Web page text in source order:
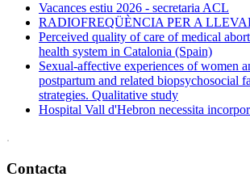
Vacances estiu 2026 - secretaria ACL
RADIOFREQÜÈNCIA PER A
Perceived quality of care of medical
health system in Catalonia (Spain)
Sexual-affective experiences of women
postpartum and related biopsychosocial
strategies. Qualitative study
Hospital Vall d'Hebron necessita
.
Contacta